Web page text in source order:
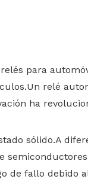
para
relé
ha
sólido.A
de fallo debido